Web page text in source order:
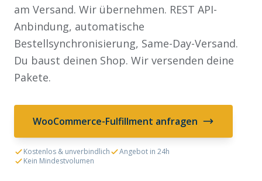
am Versand. Wir übernehmen. REST API-
Anbindung, automatische
Bestellsynchronisierung, Same-Day-Versand.
Du baust deinen Shop. Wir versenden deine
Pakete.
WooCommerce-Fulfillment anfragen
Kostenlos & unverbindlich
Angebot in 24h
Kein Mindestvolumen